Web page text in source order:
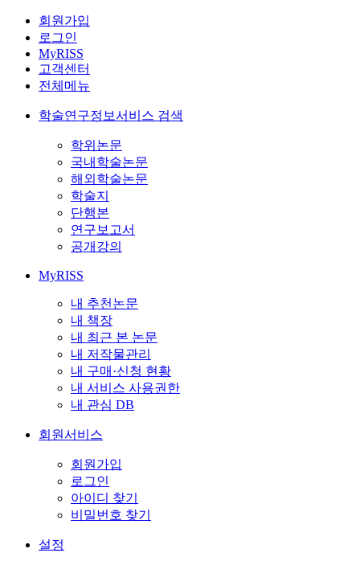
회원가입
로그인
MyRISS
고객센터
전체메뉴
학술연구정보서비스 검색
학위논문
국내학술논문
해외학술논문
학술지
단행본
연구보고서
공개강의
MyRISS
내 추천논문
내 책장
내 최근 본 논문
내 저작물관리
내 구매·신청 현황
내 서비스 사용권한
내 관심 DB
회원서비스
회원가입
로그인
아이디 찾기
비밀번호 찾기
설정